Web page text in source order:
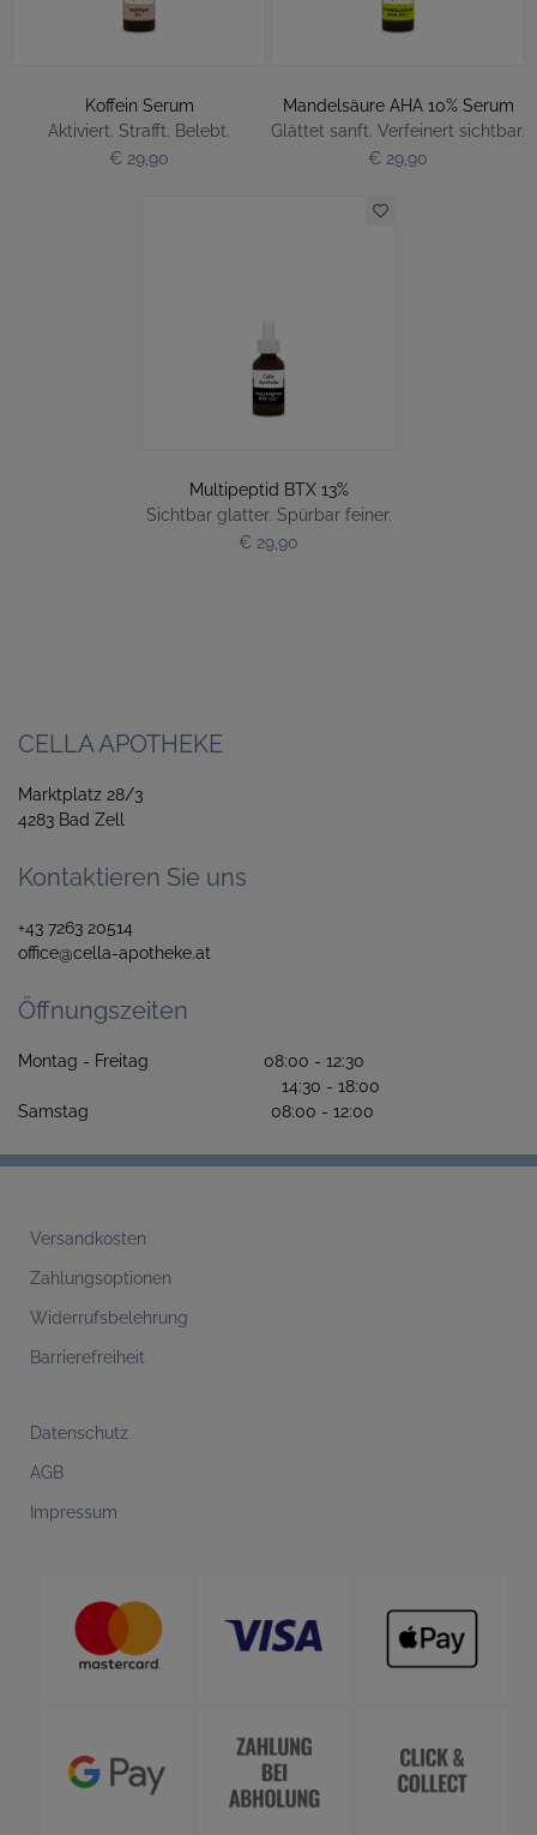
Koffein Serum
Aktiviert. Strafft. Belebt.
€ 29,90
Mandelsäure AHA 10% Serum
Glättet sanft. Verfeinert sichtbar.
€ 29,90
Multipeptid BTX 13%
Sichtbar glatter. Spürbar feiner.
€ 29,90
CELLA APOTHEKE
Marktplatz 28/3
4283 Bad Zell
Kontaktieren Sie uns
+43 7263 20514
office@cella-apotheke.at
Öffnungszeiten
Montag - Freitag 08:00 - 12:30
14:30 - 18:00
Samstag 08:00 - 12:00
Versandkosten
Zahlungsoptionen
Widerrufsbelehrung
Barrierefreiheit
Datenschutz
AGB
Impressum